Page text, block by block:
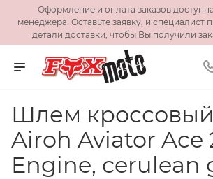
Оформление и оплата заказов
менеджера. Оставьте заявку, и специалист
детали доставки, чтобы Вы получили
Шлем кроссовый
Airoh Aviator Ace
Engine, cerulean